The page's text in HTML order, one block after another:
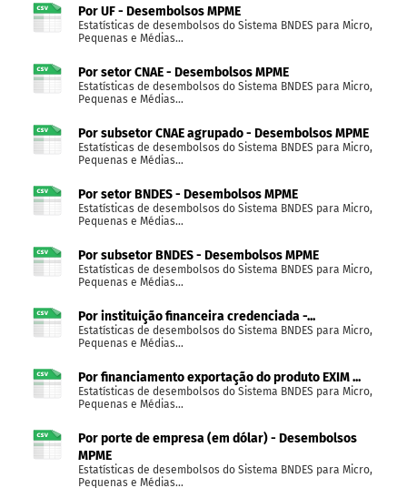
Por UF - Desembolsos MPME
Estatísticas de desembolsos do Sistema BNDES para Micro,
Pequenas e Médias...
Por setor CNAE - Desembolsos MPME
Estatísticas de desembolsos do Sistema BNDES para Micro,
Pequenas e Médias...
Por subsetor CNAE agrupado - Desembolsos MPME
Estatísticas de desembolsos do Sistema BNDES para Micro,
Pequenas e Médias...
Por setor BNDES - Desembolsos MPME
Estatísticas de desembolsos do Sistema BNDES para Micro,
Pequenas e Médias...
Por subsetor BNDES - Desembolsos MPME
Estatísticas de desembolsos do Sistema BNDES para Micro,
Pequenas e Médias...
Por instituição financeira credenciada -...
Estatísticas de desembolsos do Sistema BNDES para Micro,
Pequenas e Médias...
Por financiamento exportação do produto EXIM ...
Estatísticas de desembolsos do Sistema BNDES para Micro,
Pequenas e Médias...
Por porte de empresa (em dólar) - Desembolsos
MPME
Estatísticas de desembolsos do Sistema BNDES para Micro,
Pequenas e Médias...